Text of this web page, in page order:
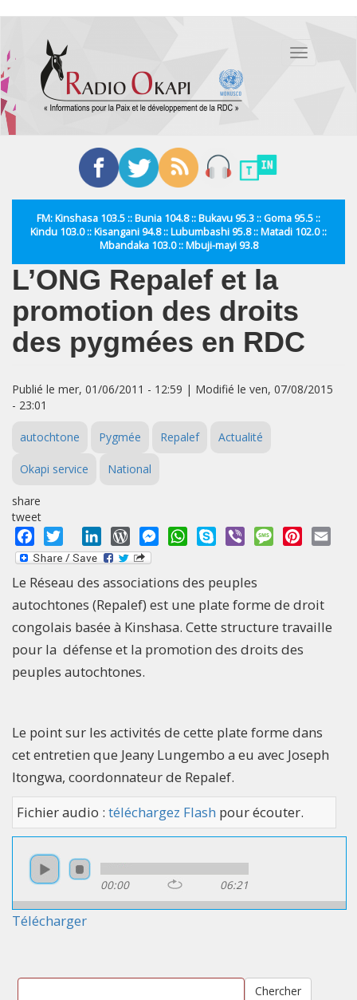
contenu
principal
Toggle
FM: Kinshasa 103.5 :: Bunia 104.8 :: Bukavu 95.3 :: Goma 95.5 ::
Kindu 103.0 :: Kisangani 94.8 :: Lubumbashi 95.8 :: Matadi 102.0 ::
Mbandaka 103.0 :: Mbuji-mayi 93.8
L’ONG Repalef et la
promotion des droits
des pygmées en RDC
Publié le mer, 01/06/2011 - 12:59 | Modifié le ven, 07/08/2015
- 23:01
autochtone Pygmée Repalef Actualité
Okapi service National
share
tweet
Facebook
Twitter LinkedInWordPressMessengerWhatsApp
Skype Viber MessagePinterest
Le Réseau des associations des peuples
autochtones (Repalef) est une plate forme de droit
congolais basée à Kinshasa. Cette structure travaille
pour la défense et la promotion des droits des
peuples autochtones.
Le point sur les activités de cette plate forme dans
cet entretien que Jeany Lungembo a eu avec Joseph
Itongwa, coordonnateur de Repalef.
Fichier audio : téléchargez Flash pour écouter.
00:00 06:21
Télécharger
Chercher